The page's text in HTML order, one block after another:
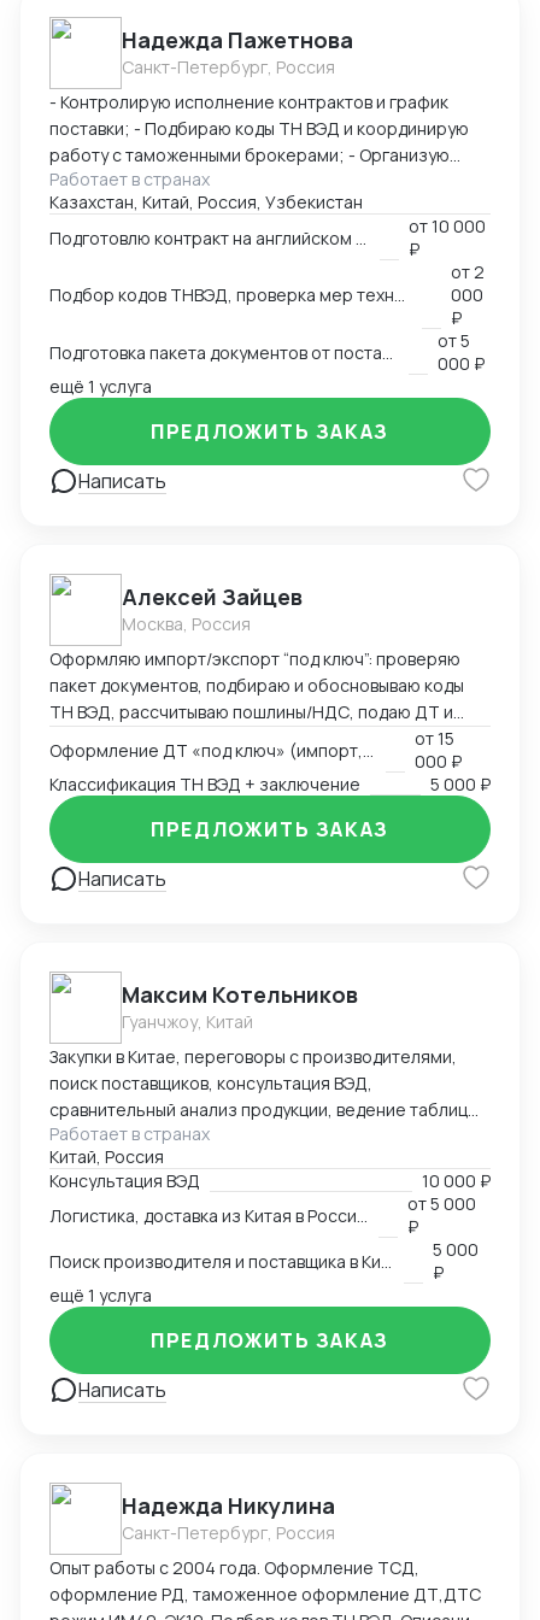
понимаю реалии обеих стран. Я организованная,
быстро вникаю в задачу и умею работать с людьми.
Буду рада сотрудничеству!
Надежда Пажетнова
Санкт-Петербург, Россия
- Контролирую исполнение контрактов и график
поставки; - Подбираю коды ТН ВЭД и координирую
работу с таможенными брокерами; - Организую
сертификацию и взаимодействие с
аккредитованными органами; - Снижаю расходы за
счёт оптимизации логистики и правильного кода; -
Обеспечиваю юридическую чистоту сделок,
точность инвойсов, упаковочных листов, контрактов.
Работает в странах
Казахстан, Китай, Россия, Узбекистан
от10 000
₽
Подбор кодов ТНВЭД, проверка мер технического регулирования, запретов и ограничений
от2
000
₽
от5
000 ₽
ещё 1 услуга
Написать
ПРЕДЛОЖИТЬ ЗАКАЗ
Алексей Зайцев
Москва, Россия
Оформляю импорт/экспорт “под ключ”: проверяю
пакет документов, подбираю и обосновываю коды
ТН ВЭД, рассчитываю пошлины/НДС, подаю ДТ и
веду переписку до выпуска. Сильные товарные
группы — электроника, CCTV/СКУД, климат-техника и
запчасти. Работаю по договору/эскроу,
предоставляю закрывающие документы (ИП/ООО).
Что умею и делаю • ДТ (импорт, экспорт, транзит),
ответы на запросы таможни • Классификация ТН ВЭД
с письменным обоснованием (ОПИ, Пояснения
Декларации/Сертификаты ЕАЭС, письма-
исключения, РНПТ/прослеживаемость, Честный
сроков и затрат
от15
000 ₽
Классификация ТН ВЭД + заключение
5 000 ₽
Написать
ПРЕДЛОЖИТЬ ЗАКАЗ
Максим Котельников
Гуанчжоу, Китай
Закупки в Китае, переговоры с производителями,
поиск поставщиков, консультация ВЭД,
сравнительный анализ продукции, ведение таблиц
google excel, синхронный перевод с китайского,
синхронный перевод с английского, международная
логистика
Работает в странах
Китай, Россия
Консультация ВЭД
10 000 ₽
от5 000
₽
5 000
₽
ещё 1 услуга
Написать
ПРЕДЛОЖИТЬ ЗАКАЗ
Надежда Никулина
Санкт-Петербург, Россия
Опыт работы с 2004 года. Оформление ТСД,
оформление РД, таможенное оформление ДТ,ДТС